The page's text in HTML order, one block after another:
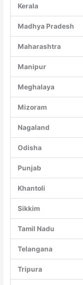
Kerala
Madhya Pradesh
Maharashtra
Manipur
Meghalaya
Mizoram
Nagaland
Odisha
Punjab
Khantoli
Sikkim
Tamil Nadu
Telangana
Tripura